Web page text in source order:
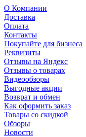
О Компании
Доставка
Оплата
Контакты
Покупайте для бизнеса
Реквизиты
Отзывы на Яндекс
Отзывы о товарах
Видеообзоры
Выгодные акции
Возврат и обмен
Как оформить заказ
Товары со скидкой
Обзоры
Новости